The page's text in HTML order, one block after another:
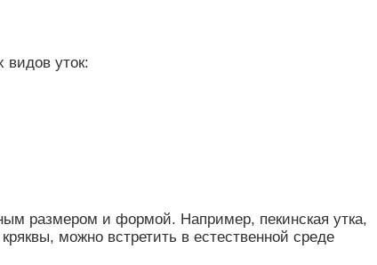
видов уток:
размером и формой. Например, пекинская утка,
можно встретить в естественной среде